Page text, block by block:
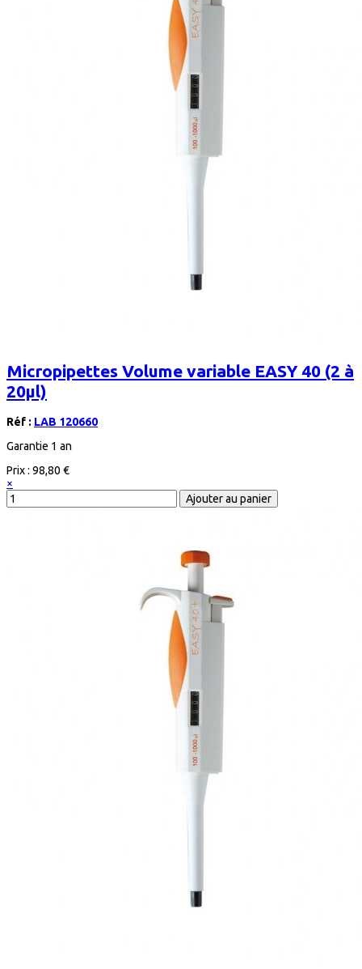
Micropipettes Volume variable EASY 40 (2 à
20µl)
Réf : LAB 120660
Garantie 1 an
Prix : 98,80 €
×